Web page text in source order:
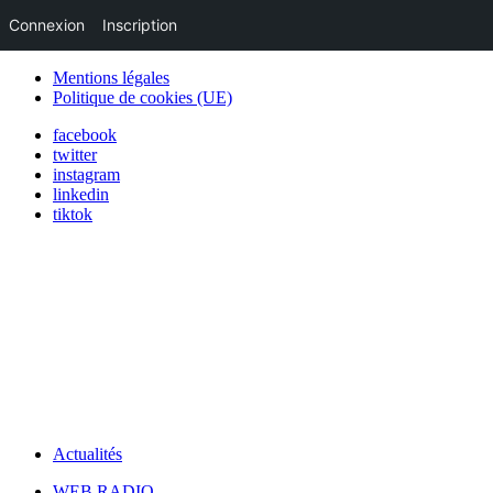
Mentions légales
Politique de cookies (UE)
facebook
twitter
instagram
linkedin
tiktok
Actualités
Connexion Inscription